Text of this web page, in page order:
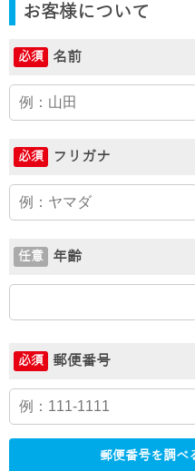
お客様について
必須 名前
必須 フリガナ
任意 年齢
必須 郵便番号
郵便番号を調べ